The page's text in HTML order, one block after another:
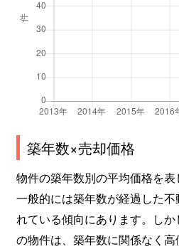
築年数×売却価格
物件の築年数別の平均価格を表
一般的には築年数が経過した
れている傾向にあります。し
の物件は、築年数に関係なく